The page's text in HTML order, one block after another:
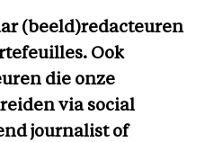
(beeld)redacteuren
Ook
die onze
via social
journalist of